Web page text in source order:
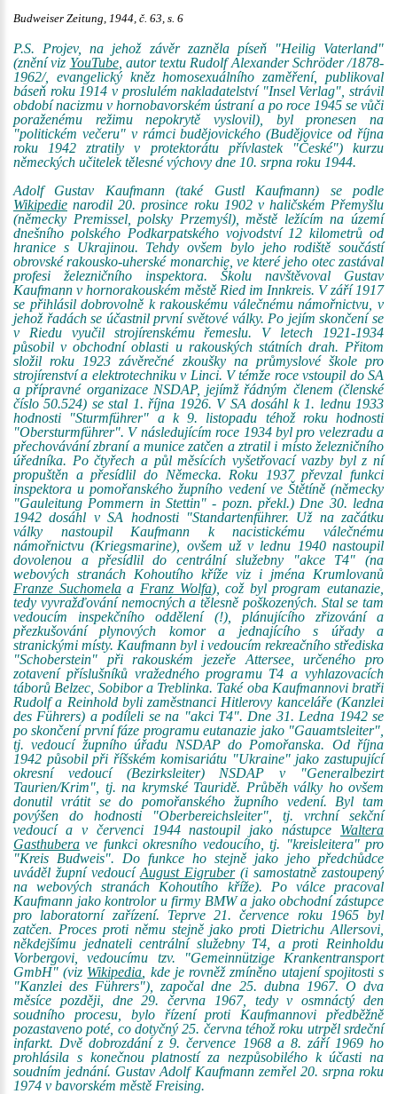
Budweiser Zeitung, 1944, č. 63, s. 6
P.S. Projev, na jehož závěr zazněla píseň "Heilig Vaterland"
(znění viz YouTube, autor textu Rudolf Alexander Schröder /1878-
1962/, evangelický kněz homosexuálního zaměření, publikoval
báseň roku 1914 v proslulém nakladatelství "Insel Verlag", strávil
období nacizmu v hornobavorském ústraní a po roce 1945 se vůči
poraženému režimu nepokrytě vyslovil), byl pronesen na
"politickém večeru" v rámci budějovického (Budějovice od října
roku 1942 ztratily v protektorátu přívlastek "České") kurzu
německých učitelek tělesné výchovy dne 10. srpna roku 1944.
Adolf Gustav Kaufmann (také Gustl Kaufmann) se podle
Wikipedie narodil 20. prosince roku 1902 v haličském Přemyšlu
(německy Premissel, polsky Przemyśl), městě ležícím na území
dnešního polského Podkarpatského vojvodství 12 kilometrů od
hranice s Ukrajinou. Tehdy ovšem bylo jeho rodiště součástí
obrovské rakousko-uherské monarchie, ve které jeho otec zastával
profesi železničního inspektora. Školu navštěvoval Gustav
Kaufmann v hornorakouském městě Ried im Innkreis. V září 1917
se přihlásil dobrovolně k rakouskému válečnému námořnictvu, v
jehož řadách se účastnil první světové války. Po jejím skončení se
v Riedu vyučil strojírenskému řemeslu. V letech 1921-1934
působil v obchodní oblasti u rakouských státních drah. Přitom
složil roku 1923 závěrečné zkoušky na průmyslové škole pro
strojírenství a elektrotechniku v Linci. V témže roce vstoupil do SA
a přípravné organizace NSDAP, jejímž řádným členem (členské
číslo 50.524) se stal 1. října 1926. V SA dosáhl k 1. lednu 1933
hodnosti "Sturmführer" a k 9. listopadu téhož roku hodnosti
"Obersturmführer". V následujícím roce 1934 byl pro velezradu a
přechovávání zbraní a munice zatčen a ztratil i místo železničního
úředníka. Po čtyřech a půl měsících vyšetřovací vazby byl z ní
propuštěn a přesídlil do Německa. Roku 1937 převzal funkci
inspektora u pomořanského župního vedení ve Štětíně (německy
"Gauleitung Pommern in Stettin" - pozn. překl.) Dne 30. ledna
1942 dosáhl v SA hodnosti "Standartenführer. Už na začátku
války nastoupil Kaufmann k nacistickému válečnému
námořnictvu (Kriegsmarine), ovšem už v lednu 1940 nastoupil
dovolenou a přesídlil do centrální služebny "akce T4" (na
webových stranách Kohoutího kříže viz i jména Krumlovanů
Franze Suchomelaa Franz Wolfa), což byl program eutanazie,
tedy vyvražďování nemocných a tělesně poškozených. Stal se tam
vedoucím inspekčního oddělení (!), plánujícího zřizování a
přezkušování plynových komor a jednajícího s úřady a
stranickými místy. Kaufmann byl i vedoucím rekreačního střediska
"Schoberstein" při rakouském jezeře Attersee, určeného pro
zotavení příslušníků vražedného programu T4 a vyhlazovacích
táborů Belzec, Sobibor a Treblinka. Také oba Kaufmannovi bratři
Rudolf a Reinhold byli zaměstnanci Hitlerovy kanceláře (Kanzlei
des Führers) a podíleli se na "akci T4". Dne 31. Ledna 1942 se
po skončení první fáze programu eutanazie jako "Gauamtsleiter",
tj. vedoucí župního úřadu NSDAP do Pomořanska. Od října
1942 působil při říšském komisariátu "Ukraine" jako zastupující
okresní vedoucí (Bezirksleiter) NSDAP v "Generalbezirt
Taurien/Krim", tj. na krymské Tauridě. Průběh války ho ovšem
donutil vrátit se do pomořanského župního vedení. Byl tam
povýšen do hodnosti "Oberbereichsleiter", tj. vrchní sekční
vedoucí a v červenci 1944 nastoupil jako nástupce Waltera
Gasthubera ve funkci okresního vedoucího, tj. "kreisleitera" pro
"Kreis Budweis". Do funkce ho stejně jako jeho předchůdce
uváděl župní vedoucí August Eigruber(i samostatně zastoupený
na webových stranách Kohoutího kříže). Po válce pracoval
Kaufmann jako kontrolor u firmy BMW a jako obchodní zástupce
pro laboratorní zařízení. Teprve 21. července roku 1965 byl
zatčen. Proces proti němu stejně jako proti Dietrichu Allersovi,
někdejšímu jednateli centrální služebny T4, a proti Reinholdu
Vorbergovi, vedoucímu tzv. "Gemeinnützige Krankentransport
GmbH" (viz Wikipedia , kde je rovněž zmíněno utajení spojitosti s
"Kanzlei des Führers"), započal dne 25. dubna 1967. O dva
měsíce později, dne 29. června 1967, tedy v osmnáctý den
soudního procesu, bylo řízení proti Kaufmannovi předběžně
pozastaveno poté, co dotyčný 25. června téhož roku utrpěl srdeční
infarkt. Dvě dobrozdání z 9. července 1968 a 8. září 1969 ho
prohlásila s konečnou platností za nezpůsobilého k účasti na
soudním jednání. Gustav Adolf Kaufmann zemřel 20. srpna roku
1974 v bavorském městě Freising.